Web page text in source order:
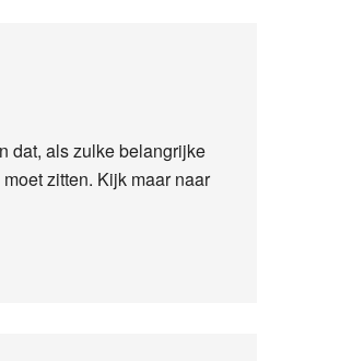
dat, als zulke belangrijke
zitten. Kijk maar naar